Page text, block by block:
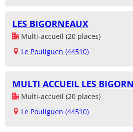
LES BIGORNEAUX
Multi-accueil (20 places)
Le Pouliguen (44510)
MULTI ACCUEIL LES
Multi-accueil (20 places)
Le Pouliguen (44510)